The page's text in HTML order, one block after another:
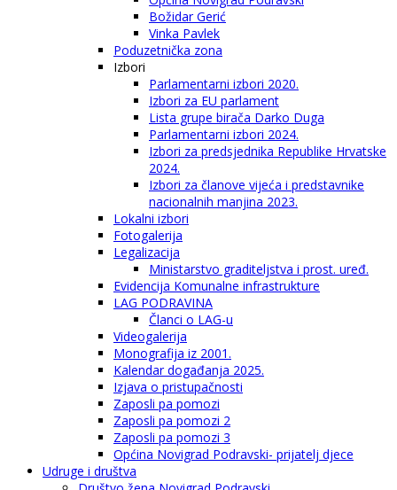
Božidar Gerić
Vinka Pavlek
Poduzetnička zona
Izbori
Parlamentarni izbori 2020.
Izbori za EU parlament
Lista grupe birača Darko Duga
Parlamentarni izbori 2024.
Izbori za predsjednika Republike Hrvatske
2024.
Izbori za članove vijeća i predstavnike
nacionalnih manjina 2023.
Lokalni izbori
Fotogalerija
Legalizacija
Ministarstvo graditeljstva i prost. uređ.
Evidencija Komunalne infrastrukture
LAG PODRAVINA
Članci o LAG-u
Videogalerija
Monografija iz 2001.
Kalendar događanja 2025.
Izjava o pristupačnosti
Zaposli pa pomozi
Zaposli pa pomozi 2
Zaposli pa pomozi 3
Općina Novigrad Podravski- prijatelj djece
Udruge i društva